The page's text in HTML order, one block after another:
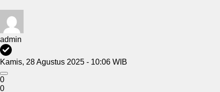
admin
Kamis, 28 Agustus 2025 - 10:06 WIB
0
0